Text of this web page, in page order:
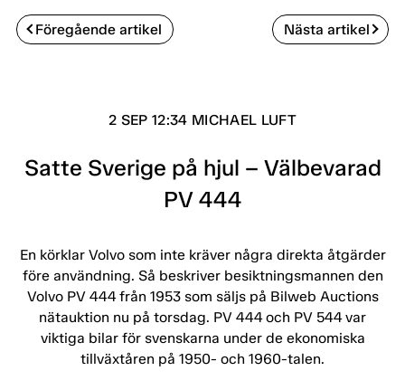
Föregående artikel Nästa artikel
2 SEP 12:34 MICHAEL LUFT
Satte Sverige på hjul – Välbevarad
PV 444
En körklar Volvo som inte kräver några direkta åtgärder
före användning. Så beskriver besiktningsmannen den
Volvo PV 444 från 1953 som säljs på Bilweb Auctions
nätauktion nu på torsdag. PV 444 och PV 544 var
viktiga bilar för svenskarna under de ekonomiska
tillväxtåren på 1950- och 1960-talen.